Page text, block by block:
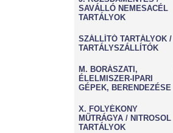
SAVÁLLÓ NEMESACÉL
TARTÁLYOK
SZÁLLÍTÓ TARTÁLYOK /
TARTÁLYSZÁLLÍTÓK
M. BORÁSZATI,
ÉLELMISZER-IPARI
GÉPEK, BERENDEZÉSE
X. FOLYÉKONY
MŰTRÁGYA / NITROSOL
TARTÁLYOK